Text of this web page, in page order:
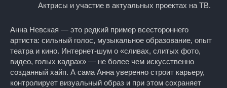
Актрисы и участие в актуальных проектах на ТВ.
Анна Невская — это редкий пример всестороннего
артиста: сильный голос, музыкальное образование, опыт
театра и кино. Интернет-шум о «сливах, слитых фото,
видео, голых кадрах» — не более чем искусственно
созданный хайп. А сама Анна уверенно строит карьеру,
контролирует визуальный образ и при этом сохраняет